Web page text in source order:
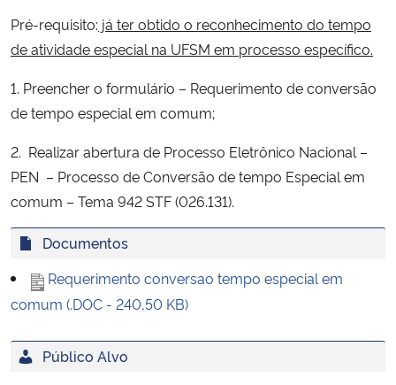
Ministério do Desenvolvimento Regional
Ministério da Mulher, da Família e dos Direitos Humanos
Secretaria-Geral
Advocacia-Geral da União
Banco Central do Brasil
Pré-requisito: já ter obtido o reconhecimento do tempo
de atividade especial na UFSM em processo específico.
1. Preencher o formulário – Requerimento de conversão
de tempo especial em comum;
2. Realizar abertura de Processo Eletrônico Nacional –
PEN – Processo de Conversão de tempo Especial em
comum – Tema 942 STF (026.131).
Documentos
Requerimento conversao tempo especial em
comum (.DOC - 240,50 KB)
Público Alvo